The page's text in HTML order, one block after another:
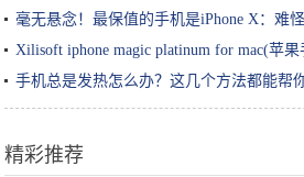
毫无悬念！最保值的手机是iPhone X：难
Xilisoft iphone magic platinum for mac(苹
手机总是发热怎么办？这几个方法都能帮
精彩推荐